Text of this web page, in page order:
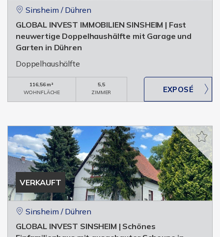
Sinsheim / Dühren
GLOBAL INVEST IMMOBILIEN SINSHEIM | Fast
neuwertige Doppelhaushälfte mit Garage und
Garten in Dühren
Doppelhaushälfte
116,56 m²
WOHNFLÄCHE
5,5
ZIMMER
VERKAUFT
Sinsheim / Dühren
GLOBAL INVEST SINSHEIM | Schönes